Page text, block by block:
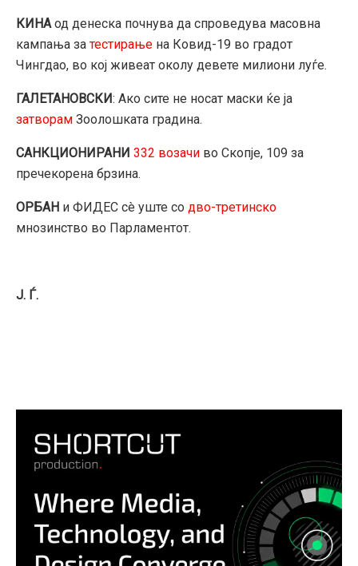
КИНА од денеска почнува да спроведува масовна
кампања затестирање на Ковид-19 во градот
Чингдао, во кој живеат околу девете милиони луѓе.
ГАЛЕТАНОВСКИ: Ако сите не носат маски ќе ја
затворам Зоолошката градина.
САНКЦИОНИРАНИ 332 возачи во Скопје, 109 за
пречекорена брзина.
ОРБАН и ФИДЕС сè уште со дво-третинско
мнозинство во Парламентот.
Ј. Ѓ.